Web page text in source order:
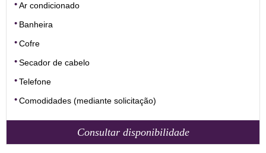
Ar condicionado
Banheira
Cofre
Secador de cabelo
Telefone
Comodidades (mediante solicitação)
Consultar disponibilidade